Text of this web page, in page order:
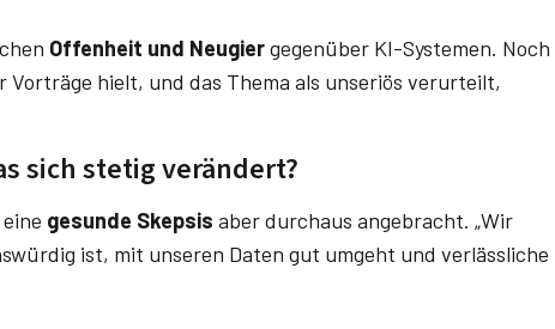
Offenheit und Neugiergegenüber KI-Systemen. Noch
Vorträge hielt, und das Thema als unseriös verurteilt,
sich stetig verändert?
gesunde Skepsis aber durchaus angebracht. „Wir
ist, mit unseren Daten gut umgeht und verlässliche